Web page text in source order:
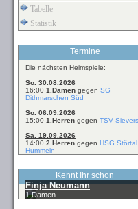
Tabelle
Statistik
Termine
Die nächsten Heimspiele:
So. 30.08.2026
16:00 1.Damen gegen SG
Dithmarschen Süd
So. 06.09.2026
15:00 1.Herren gegen TSV
Sa. 19.09.2026
14:00 2.Herren gegen HSG Störtal
Hummeln
Kennt Ihr schon
Finja Neumann
1.Damen